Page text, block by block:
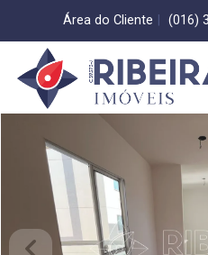
Área do Cliente (016)